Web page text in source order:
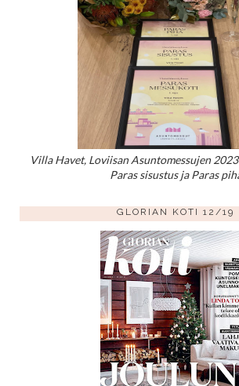
Villa Havet, Loviisan Asuntomessujen
Paras sisustus ja Paras
GLORIAN KOTI 12/19